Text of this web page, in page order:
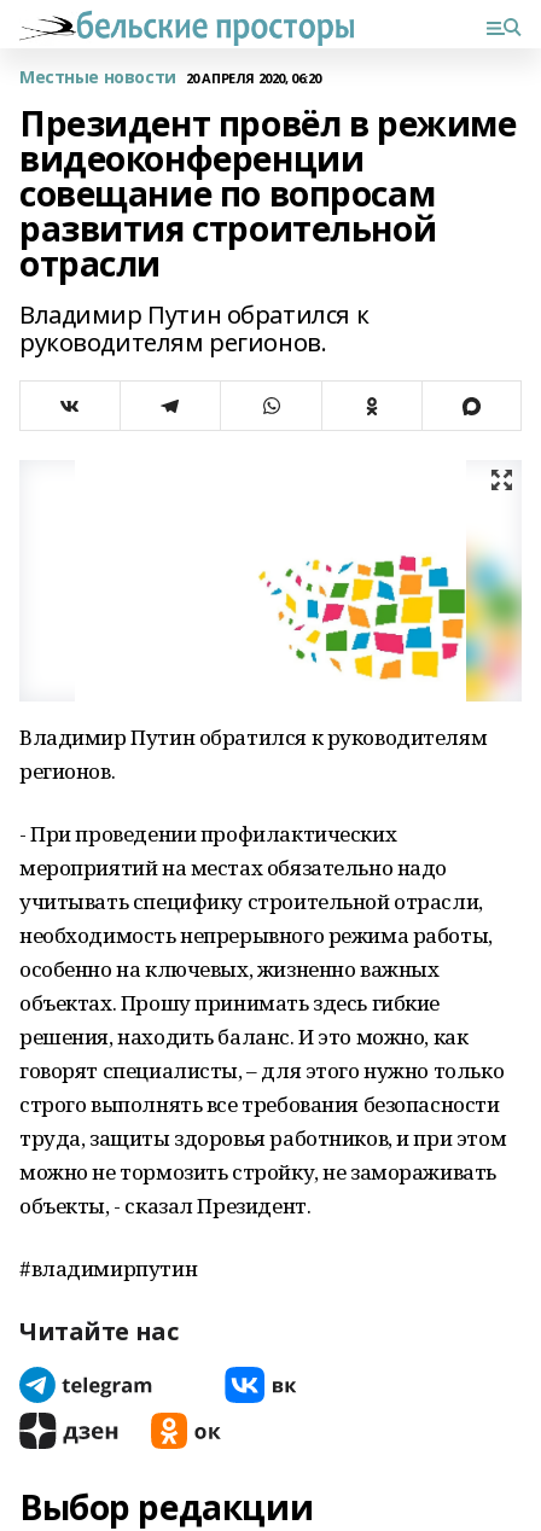
Местные новости 20 АПРЕЛЯ 2020, 06:20
Президент провёл в режиме
видеоконференции
совещание по вопросам
развития строительной
отрасли
Владимир Путин обратился к
руководителям регионов.
Владимир Путин обратился к руководителям
регионов.
- При проведении профилактических
мероприятий на местах обязательно надо
учитывать специфику строительной отрасли,
необходимость непрерывного режима работы,
особенно на ключевых, жизненно важных
объектах. Прошу принимать здесь гибкие
решения, находить баланс. И это можно, как
говорят специалисты, – для этого нужно только
строго выполнять все требования безопасности
труда, защиты здоровья работников, и при этом
можно не тормозить стройку, не замораживать
объекты, - сказал Президент.
#владимирпутин
Читайте нас
Выбор редакции